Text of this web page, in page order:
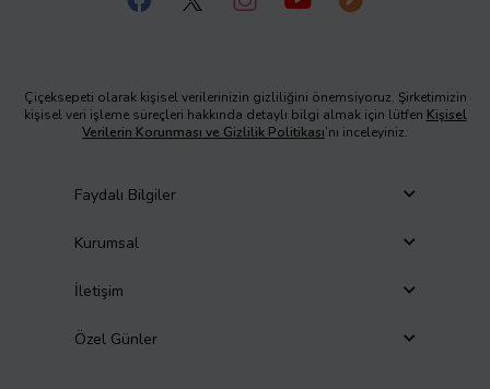
Çiçeksepeti olarak kişisel verilerinizin gizliliğini önemsiyoruz. Şirketimizin
kişisel veri işleme süreçleri hakkında detaylı bilgi almak için lütfen Kişisel
Verilerin Korunması ve Gizlilik Politikası’nı inceleyiniz.
Faydalı Bilgiler
Kurumsal
İletişim
Özel Günler